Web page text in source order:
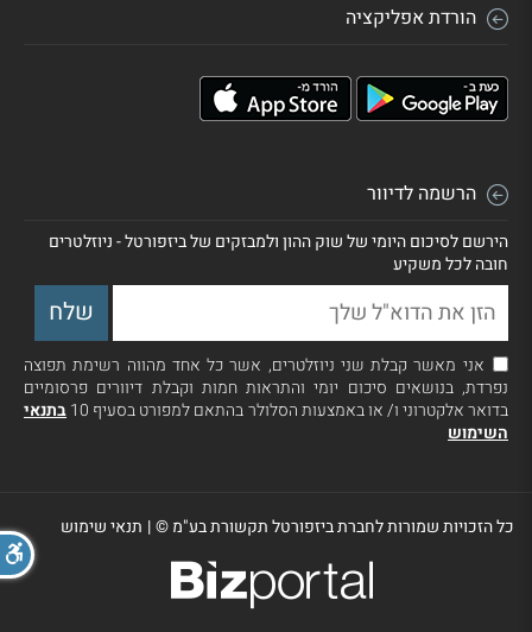
הורדת אפליקציה
הרשמה לדיוור
הירשם לסיכום היומי של שוק ההון ולמבזקים של ביזפורטל - ניוזלטרים
חובה לכל משקיע
אני מאשר קבלת שני ניוזלטרים, אשר כל אחד מהווה רשימת תפוצה
נפרדת, בנושאים סיכום יומי והתראות חמות וקבלת דיוורים פרסומיים
בדואר אלקטרוני ו/ או באמצעות הסלולר בהתאם למפורט בסעיף 10
בתנאי
השימוש
כל הזכויות שמורות לחברת ביזפורטל תקשורת בע"מ ©| תנאי שימוש